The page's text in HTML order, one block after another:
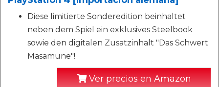
Diese limitierte Sonderedition beinhaltet
neben dem Spiel ein exklusives Steelbook
sowie den digitalen Zusatzinhalt "Das Schwert
Masamune"!
Ver precios en Amazon